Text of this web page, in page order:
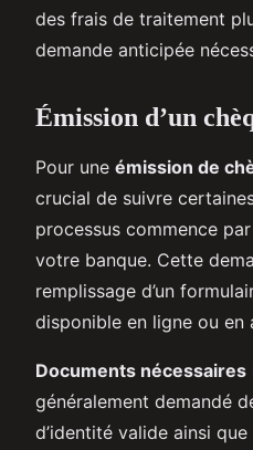
des frais de traitement
demande anticipée
Émission d’un
Pour une émission de
crucial de suivre
processus commence
votre banque. Cette
remplissage d’un
disponible en ligne ou en
Documents nécessaires
généralement demandé
d’identité valide ainsi